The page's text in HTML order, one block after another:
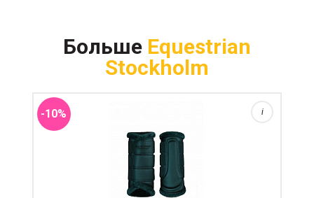
Больше Equestrian
Stockholm
-10% i